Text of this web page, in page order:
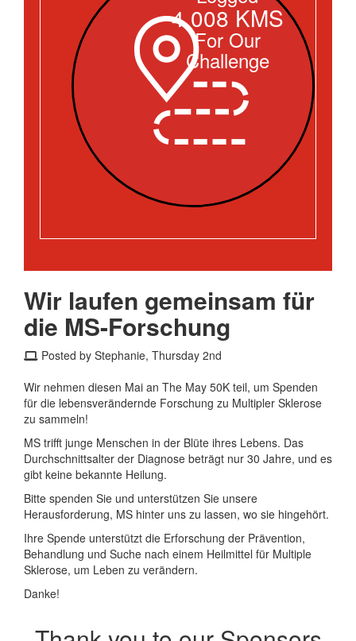
4,008 KMS
For Our
Challenge
Wir laufen gemeinsam für
die MS-Forschung
Posted by Stephanie, Thursday 2nd
Wir nehmen diesen Mai an The May 50K teil, um Spenden
für die lebensverändernde Forschung zu Multipler Sklerose
zu sammeln!
MS trifft junge Menschen in der Blüte ihres Lebens. Das
Durchschnittsalter der Diagnose beträgt nur 30 Jahre, und es
gibt keine bekannte Heilung.
Bitte spenden Sie und unterstützen Sie unsere
Herausforderung, MS hinter uns zu lassen, wo sie hingehört.
Ihre Spende unterstützt die Erforschung der Prävention,
Behandlung und Suche nach einem Heilmittel für Multiple
Sklerose, um Leben zu verändern.
Danke!